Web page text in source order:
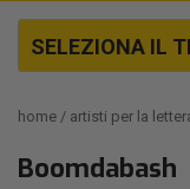
SELEZIONA IL
home artisti per la
Boomdabash